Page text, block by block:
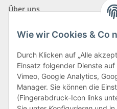
Über uns
Klagenfurter Straße 29
9556 Liebenfels
Montag bis Donnerstag: 8:00
Wie wir Cookies & Co
Durch Klicken auf „Alle
Einsatz folgender Dienste auf
Vimeo, Google Analytics,
Manager. Sie können die
(Fingerabdruck-Icon links